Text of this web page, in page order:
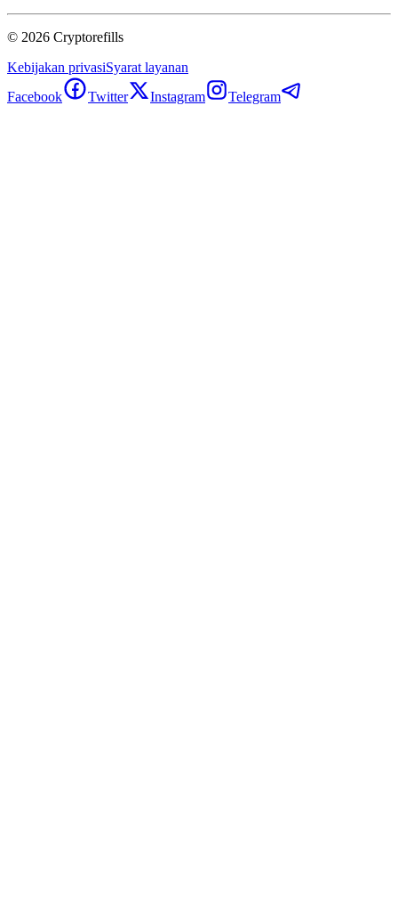
© 2026 Cryptorefills
Kebijakan privasiSyarat layanan
Facebook
Twitter Instagram Telegram